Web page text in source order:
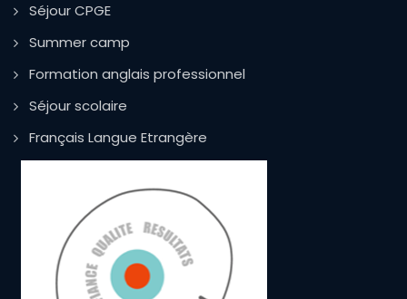
Séjour CPGE
Summer camp
Formation anglais professionnel
Séjour scolaire
Français Langue Etrangère